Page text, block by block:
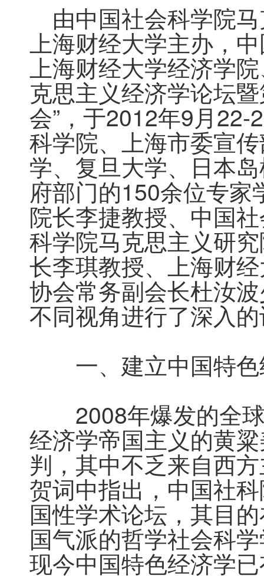
由中国社会科学院
上海财经大学主办，
上海财经大学经济学
克思主义经济学论坛
会”，于2012年9月
科学院、上海市委宣
学、复旦大学、日本
府部门的150余位专
院长李捷教授、中国
科学院马克思主义研
长李琪教授、上海财
协会常务副会长杜汝
不同视角进行了深入
一、建立中国特色
2008年爆发的全球
经济学帝国主义的黄
判，其中不乏来自西
贺词中指出，中国社
国性学术论坛，其目
国气派的哲学社会科
现今中国特色经济学